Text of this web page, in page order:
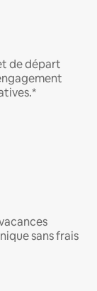
de départ
sans frais